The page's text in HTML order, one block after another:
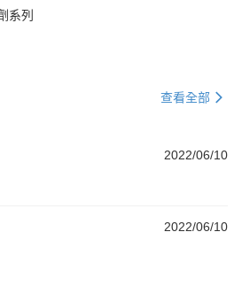
司。
瀏覽以下網址：
時，將依據個別帳號之用戶狀況，依本公司即
仍有額度不足之情形，本公司將視審查結果
用他人資訊註冊。若發現惡意使用之情形，
止該用戶之使用額度並採取法律行動。
系列
查看全部
2022/06/10
2022/06/10